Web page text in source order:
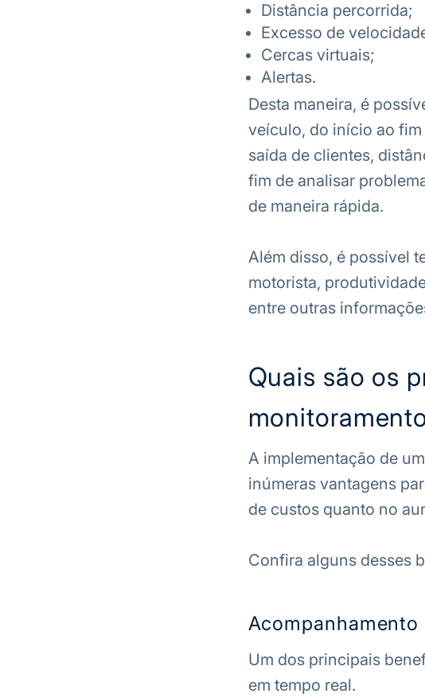
Distância percorrida;
Excesso de
Cercas virtuais;
Alertas.
Desta maneira, é
veículo, do início ao
saída de clientes,
fim de analisar
de maneira rápida.
Além disso, é possível
motorista,
entre outras
Quais são os
A implementação de
inúmeras vantagens
de custos quanto no
Confira alguns desses
Um dos principais
em tempo real.